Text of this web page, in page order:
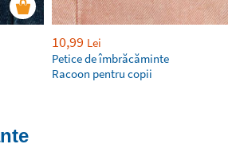
10,99 Lei
Petice de îmbrăcăminte
Racoon pentru copii